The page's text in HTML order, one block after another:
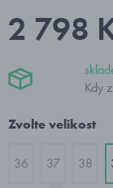
2 798
Kdy
Zvolte velikost
36 37 38